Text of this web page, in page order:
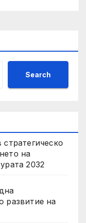
Search
на
2032
развитие на